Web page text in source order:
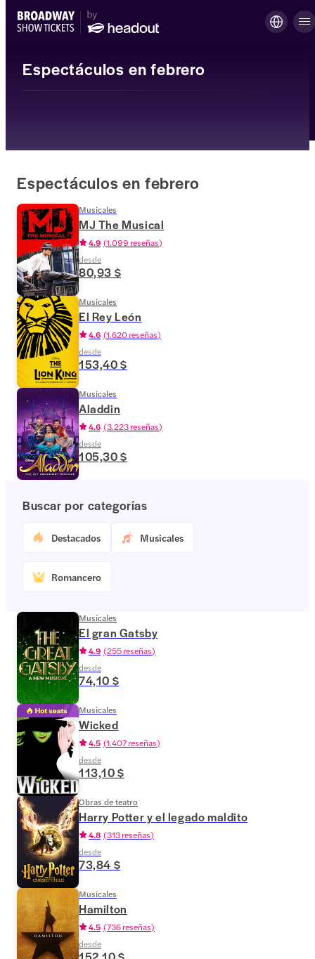
Espectáculos en febrero
Espectáculos en febrero
Musicales
MJ The Musical
4.9 (1.099 reseñas)
desde
80,93 $
Musicales
El Rey León
4.6 (1.620 reseñas)
desde
153,40 $
Musicales
Aladdin
4.6 (3.223 reseñas)
desde
105,30 $
Buscar por categorías
Destacados Musicales
Romancero
Musicales
El gran Gatsby
4.9 (255 reseñas)
desde
74,10 $
Musicales
Wicked
4.5 (1.407 reseñas)
desde
113,10 $
Obras de teatro
Harry Potter y el legado maldito
4.8 (313 reseñas)
desde
73,84 $
Musicales
Hamilton
4.5 (736 reseñas)
desde